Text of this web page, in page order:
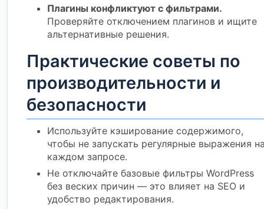
Плагины конфликтуют с фильтрами.
Проверяйте отключением плагинов и ищите
альтернативные решения.
Практические советы по
производительности и
безопасности
Используйте кэширование содержимого,
чтобы не запускать регулярные выражения
каждом запросе.
Не отключайте базовые фильтры WordPress
без веских причин — это влияет на SEO и
удобство редактирования.